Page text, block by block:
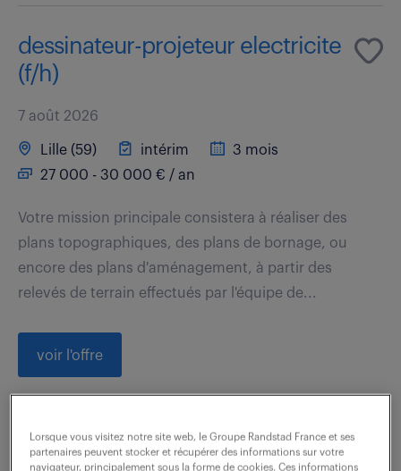
dessinateur-projeteur electricite
(f/h)
7 août 2026
Lille (59) intérim
3 mois
27 000 - 30 000 € / an
Votre mission principale consistera à réaliser des
plans topographiques, des plans de bornage, ou
encore des plans d'aménagement, à partir des
relevés de terrain effectués par l'équipe de...
voir l'offre
dessinateur-projeteur (f/h)
Lorsque vous visitez notre site web, le Groupe Randstad France et ses
partenaires peuvent stocker et récupérer des informations sur votre
navigateur, principalement sous la forme de cookies. Ces informations